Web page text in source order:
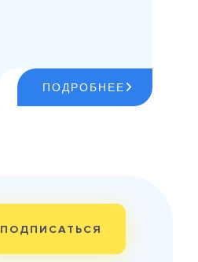
ПОДРОБНЕЕ
ПОДПИСАТЬСЯ